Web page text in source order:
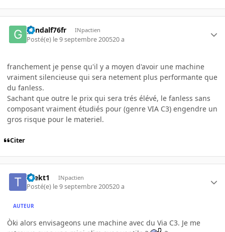
gandalf76fr INpactien
Posté(e) le 9 septembre 200520 a
franchement je pense qu'il y a moyen d'avoir une machine
vraiment silencieuse qui sera netement plus performante que
du fanless.
Sachant que outre le prix qui sera trés élévé, le fanless sans
composant vraiment étudiés pour (genre VIA C3) engendre un
gros risque pour le materiel.
Citer
thekt1 INpactien
Posté(e) le 9 septembre 200520 a
AUTEUR
Òki alors envisageons une machine avec du Via C3. Je me